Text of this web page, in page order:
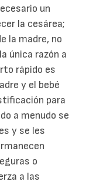
un
la cesárea;
la madre, no
única razón a
rápido es
y el bebé
para
a menudo se
y se les
o
a las